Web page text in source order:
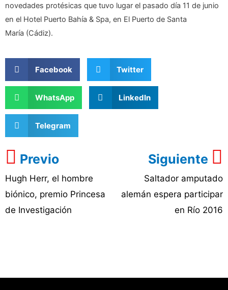
novedades protésicas que tuvo lugar el pasado día 11 de junio
en el Hotel Puerto Bahía & Spa, en El Puerto de Santa
María (Cádiz).
Facebook Twitter
WhatsApp LinkedIn
Telegram
Previo
Hugh Herr, el hombre
biónico, premio Princesa
de Investigación
Siguiente
Saltador amputado
alemán espera participar
en Río 2016